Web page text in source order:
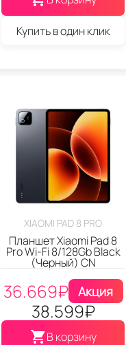
Купить в один клик
XIAOMI PAD 8 PRO
Планшет Xiaomi Pad 8
Pro Wi-Fi 8/128Gb Black
(Черный) CN
36.669₽ Акция
38.599₽
В корзину